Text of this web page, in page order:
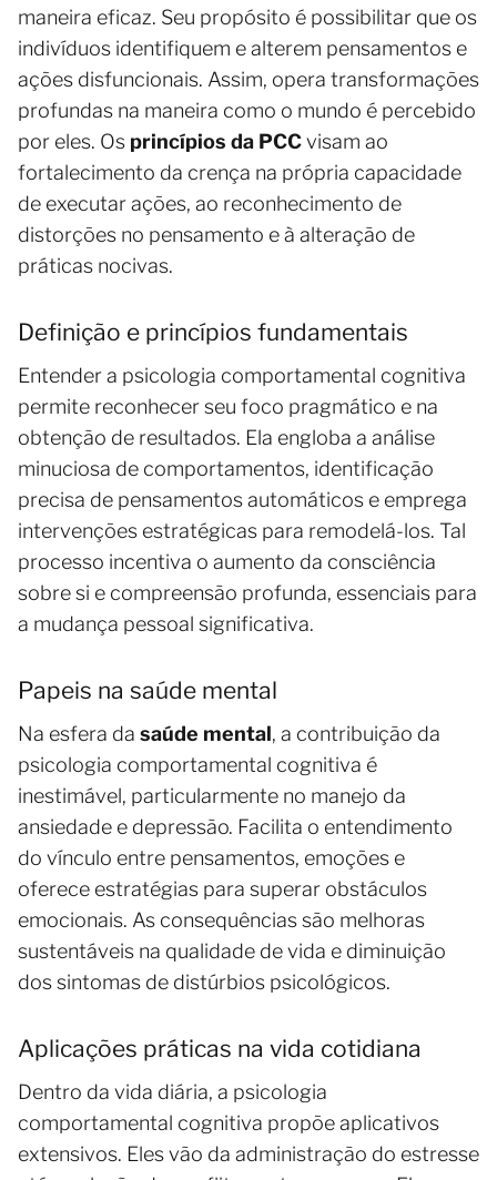
maneira eficaz. Seu propósito é possibilitar que os
indivíduos identifiquem e alterem pensamentos e
ações disfuncionais. Assim, opera transformações
profundas na maneira como o mundo é percebido
por eles. Os princípios da PCCvisam ao
fortalecimento da crença na própria capacidade
de executar ações, ao reconhecimento de
distorções no pensamento e à alteração de
práticas nocivas.
Definição e princípios fundamentais
Entender a psicologia comportamental cognitiva
permite reconhecer seu foco pragmático e na
obtenção de resultados. Ela engloba a análise
minuciosa de comportamentos, identificação
precisa de pensamentos automáticos e emprega
intervenções estratégicas para remodelá-los. Tal
processo incentiva o aumento da consciência
sobre si e compreensão profunda, essenciais para
a mudança pessoal significativa.
Papeis na saúde mental
Na esfera da saúde mental, a contribuição da
psicologia comportamental cognitiva é
inestimável, particularmente no manejo da
ansiedade e depressão. Facilita o entendimento
do vínculo entre pensamentos, emoções e
oferece estratégias para superar obstáculos
emocionais. As consequências são melhoras
sustentáveis na qualidade de vida e diminuição
dos sintomas de distúrbios psicológicos.
Aplicações práticas na vida cotidiana
Dentro da vida diária, a psicologia
comportamental cognitiva propõe aplicativos
extensivos. Eles vão da administração do estresse